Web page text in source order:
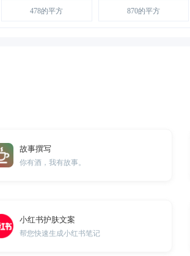
478的平方 870的平方
故事撰写
你有酒，我有故事。
小红书护肤文案
帮您快速生成小红书笔记